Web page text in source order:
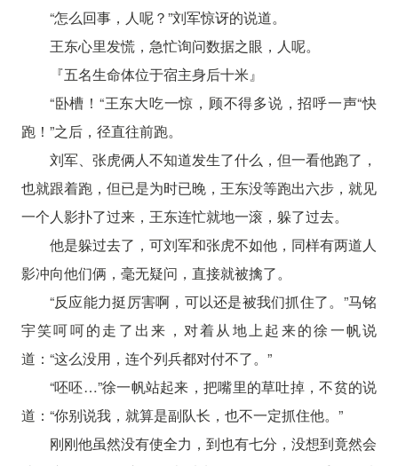
“怎么回事，人呢？”刘军惊讶的说道。
王东心里发慌，急忙询问数据之眼，人呢。
『五名生命体位于宿主身后十米』
“卧槽！“王东大吃一惊，顾不得多说，招呼一声“快
跑！”之后，径直往前跑。
刘军、张虎俩人不知道发生了什么，但一看他跑了，
也就跟着跑，但已是为时已晚，王东没等跑出六步，就见
一个人影扑了过来，王东连忙就地一滚，躲了过去。
他是躲过去了，可刘军和张虎不如他，同样有两道人
影冲向他们俩，毫无疑问，直接就被擒了。
“反应能力挺厉害啊，可以还是被我们抓住了。”马铭
宇笑呵呵的走了出来，对着从地上起来的徐一帆说
道：“这么没用，连个列兵都对付不了。”
“呸呸…”徐一帆站起来，把嘴里的草吐掉，不贫的说
道：“你别说我，就算是副队长，也不一定抓住他。”
刚刚他虽然没有使全力，到也有七分，没想到竟然会